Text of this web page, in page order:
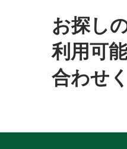
お探し
利用可
合わせ